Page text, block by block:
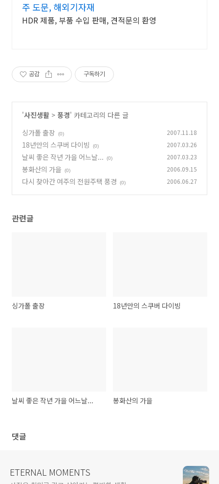
주 도문, 해외기자재
HDR 제품, 부품 수입 판매, 견적문의 환영
공감 구독하기
'사진생활 > 풍경' 카테고리의 다른 글
싱가폴 출장
(0) 2007.11.18
18년만의 스쿠버 다이빙 (0) 2007.03.26
날씨 좋은 작년 가을 어느날... (0) 2007.03.23
봉화산의 가을 (0) 2006.09.15
다시 찾아간 여주의 전원주택 풍경 (0) 2006.06.27
관련글
싱가폴 출장 18년만의 스쿠버 다이빙
날씨 좋은 작년 가을 어느날... 봉화산의 가을
댓글
ETERNAL MOMENTS